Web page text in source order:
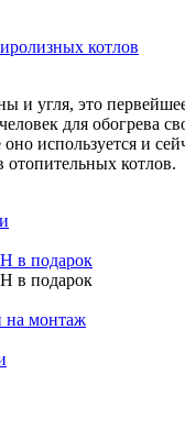
котлов
и угля, это
для обогрева
используется и
отопительных котлов.
в подарок
в подарок
на монтаж